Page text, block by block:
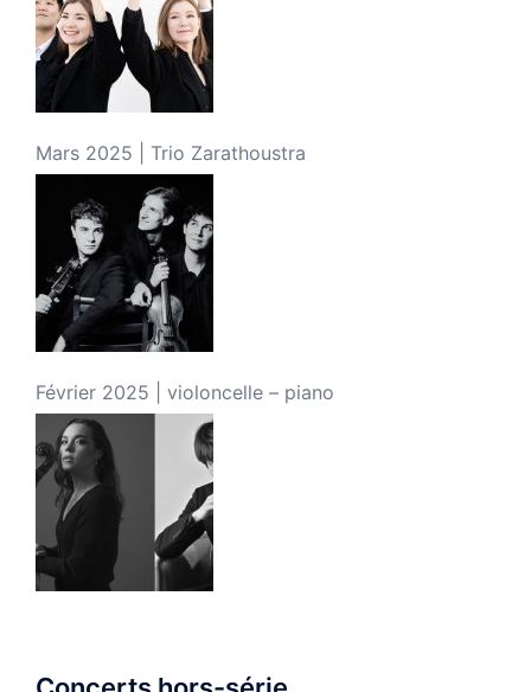
Mars 2025 | Trio Zarathoustra
Février 2025 | violoncelle – piano